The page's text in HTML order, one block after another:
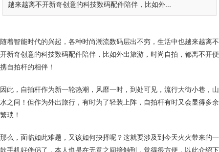
越来越离不开新奇创意的科技数码配件陪伴，比如外...
随着智能时代的兴起，各种时尚潮流数码层出不穷，生活中也越来越离不
开新奇创意的科技数码配件陪伴，比如外出旅游，时尚自拍，都离不开便
携自拍杆的相伴！
因此，自拍杆作为新一轮热潮，风靡一时，到处可见，流行大街小巷，山
水之间！但作为外出旅行，有时为了轻装上阵，自拍杆有时又会显得多余
繁琐！
那么，面临如此难题，又该如何抉择呢？这就要涉及到今天火火带来的一
款手机好伴侣了，本人也是在无意之间接触到，觉得很方便，以此介绍下